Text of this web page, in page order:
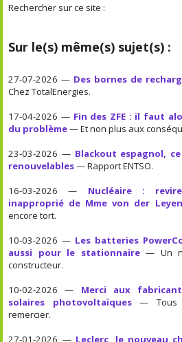
Rechercher sur ce site :
Sur le(s) même(s) sujet(s) :
27-07-2026 — Des bornes de
Chez TotalEnergies.
17-04-2026 — Fin des ZFE : il faut
du problème— Et non plus aux
23-03-2026 — Blackout espagnol,
renouvelables— Rapport ENTSO.
16-03-2026 — Nucléaire :
inapproprié de Mme von der Leyen
encore tort.
10-03-2026 — Les batteries
aussi pour le stationnaire— Un
constructeur.
10-02-2026 — Merci aux
solaires photovoltaïques— Tous
remercier.
27-01-2026 — Leclerc, le nouveau